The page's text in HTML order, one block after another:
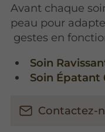
Avant chaque
peau pour
gestes en
Soin
Soin
Contactez-